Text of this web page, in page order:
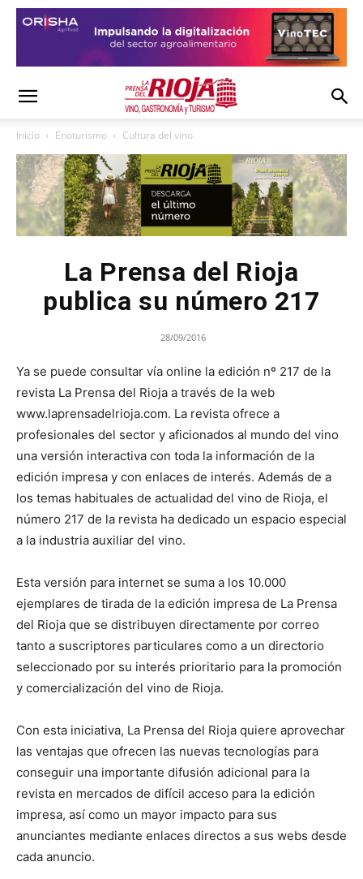
Inicio Enoturismo Cultura del vino
La Prensa del Rioja
publica su número 217
28/09/2016
Ya se puede consultar vía online la edición nº 217 de la
revista La Prensa del Rioja a través de la web
www.laprensadelrioja.com. La revista ofrece a
profesionales del sector y aficionados al mundo del vino
una versión interactiva con toda la información de la
edición impresa y con enlaces de interés. Además de a
los temas habituales de actualidad del vino de Rioja, el
número 217 de la revista ha dedicado un espacio especial
a la industria auxiliar del vino.
Esta versión para internet se suma a los 10.000
ejemplares de tirada de la edición impresa de La Prensa
del Rioja que se distribuyen directamente por correo
tanto a suscriptores particulares como a un directorio
seleccionado por su interés prioritario para la promoción
y comercialización del vino de Rioja.
Con esta iniciativa, La Prensa del Rioja quiere aprovechar
las ventajas que ofrecen las nuevas tecnologías para
conseguir una importante difusión adicional para la
revista en mercados de difícil acceso para la edición
impresa, así como un mayor impacto para sus
anunciantes mediante enlaces directos a sus webs desde
cada anuncio.